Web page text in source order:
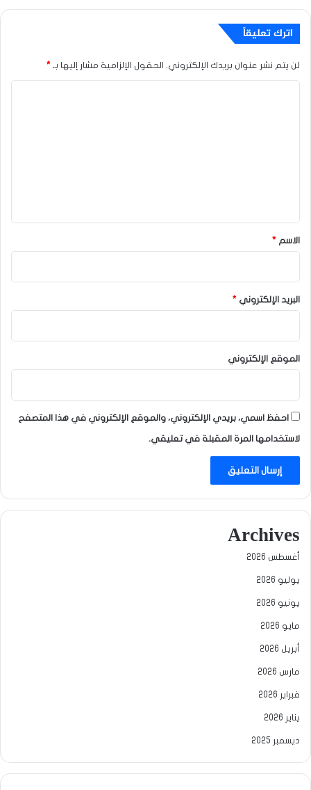
اترك تعليقاً
لن يتم نشر عنوان بريدك الإلكتروني. الحقول الإلزامية مشار إليها بـ *
*
الاسم *
البريد الإلكتروني *
الموقع الإلكتروني
احفظ اسمي، بريدي الإلكتروني، والموقع الإلكتروني في هذا المتصفح
لاستخدامها المرة المقبلة في تعليقي.
Archives
أغسطس 2026
يوليو 2026
يونيو 2026
مايو 2026
أبريل 2026
مارس 2026
فبراير 2026
يناير 2026
ديسمبر 2025